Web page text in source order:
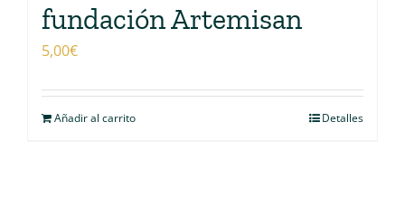
fundación Artemisan
5,00€
Añadir al carrito Detalles